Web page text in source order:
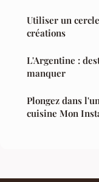
Utiliser un
créations
L'Argentine :
manquer
Plongez dans
cuisine Mon